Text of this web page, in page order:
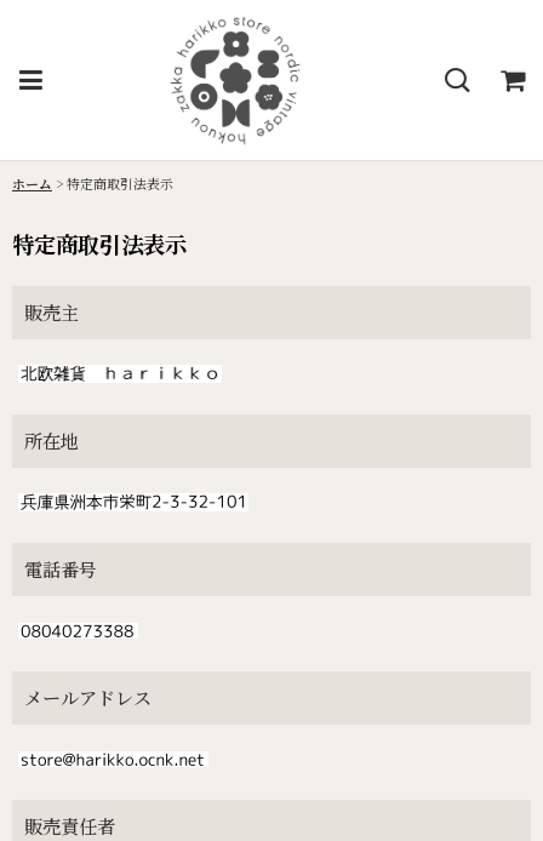
ホーム > 特定商取引法表示
特定商取引法表示
販売主
所在地
電話番号
メールアドレス
販売責任者